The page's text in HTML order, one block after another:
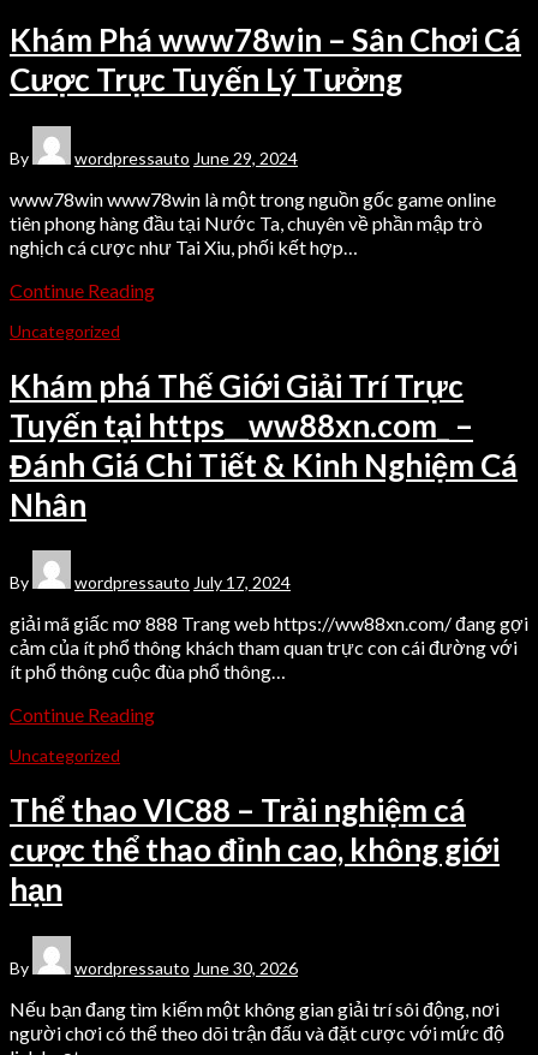
Khám Phá www78win – Sân Chơi Cá
Cược Trực Tuyến Lý Tưởng
By wordpressauto June 29, 2024
www78win www78win là một trong nguồn gốc game online
tiên phong hàng đầu tại Nước Ta, chuyên về phần mập trò
nghịch cá cược như Tai Xiu, phối kết hợp…
Continue Reading
Uncategorized
Khám phá Thế Giới Giải Trí Trực
Tuyến tại https__ww88xn.com_ –
Đánh Giá Chi Tiết & Kinh Nghiệm Cá
Nhân
By wordpressauto July 17, 2024
giải mã giấc mơ 888 Trang web https://ww88xn.com/ đang gợi
cảm của ít phổ thông khách tham quan trực con cái đường với
ít phổ thông cuộc đùa phổ thông…
Continue Reading
Uncategorized
Thể thao VIC88 – Trải nghiệm cá
cược thể thao đỉnh cao, không giới
hạn
By wordpressauto June 30, 2026
Nếu bạn đang tìm kiếm một không gian giải trí sôi động, nơi
người chơi có thể theo dõi trận đấu và đặt cược với mức độ